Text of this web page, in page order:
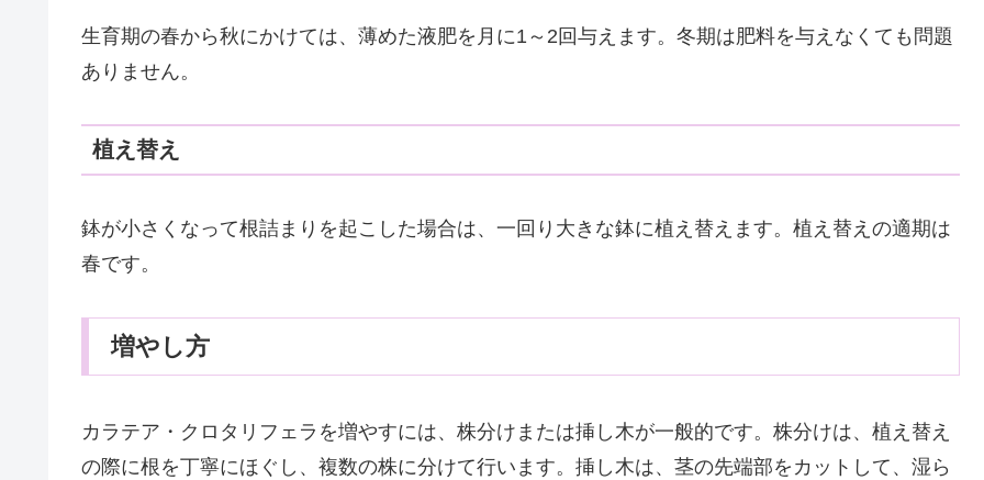
生育期の春から秋にかけては、薄めた液肥を月に1～2回与えます。冬期は肥料を与えなくても問題
ありません。
植え替え
鉢が小さくなって根詰まりを起こした場合は、一回り大きな鉢に植え替えます。植え替えの適期は
春です。
増やし方
カラテア・クロタリフェラを増やすには、株分けまたは挿し木が一般的です。株分けは、植え替え
の際に根を丁寧にほぐし、複数の株に分けて行います。挿し木は、茎の先端部をカットして、湿ら